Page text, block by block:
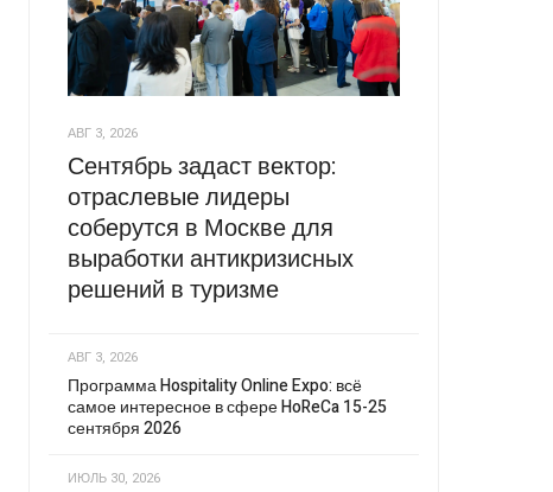
АВГ 3, 2026
Сентябрь задаст вектор:
отраслевые лидеры
соберутся в Москве для
выработки антикризисных
решений в туризме
АВГ 3, 2026
Программа Hospitality Online Expo: всё
самое интересное в сфере HoReCa 15-25
сентября 2026
ИЮЛЬ 30, 2026